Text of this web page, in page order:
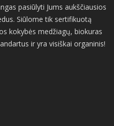
pasiūlyti Jums aukščiausios
Siūlome tik sertifikuotą
kokybės medžiagų, biokuras
ir yra visiškai organinis!